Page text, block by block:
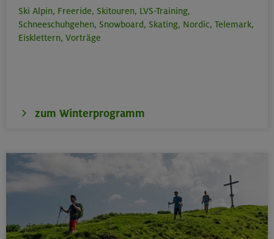
Ski Alpin, Freeride, Skitouren, LVS-Training,
Schneeschuhgehen, Snowboard, Skating, Nordic, Telemark,
Eisklettern, Vorträge
zum Winterprogramm